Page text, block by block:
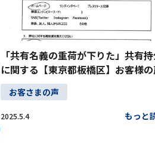
「共有名義の重荷が下りた」共有
に関する【東京都板橋区】お客様
お客さまの声
2025.5.4 もっと